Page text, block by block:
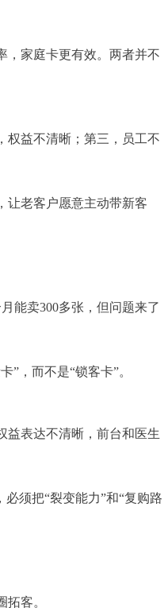
，家庭卡更有效。两者并不
权益不清晰；第三，员工不
，让老客户愿意主动带新客
能卖300多张，但问题来了
，而不是“锁客卡”。
益表达不清晰，前台和医生
必须把“裂变能力”和“复购路
客。